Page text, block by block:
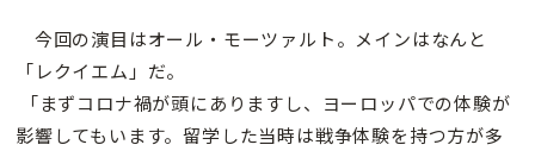
今回の演目はオール・モーツァルト。メインはなんと
「レクイエム」だ。
「まずコロナ禍が頭にありますし、ヨーロッパでの体験が
影響してもいます。留学した当時は戦争体験を持つ方が多